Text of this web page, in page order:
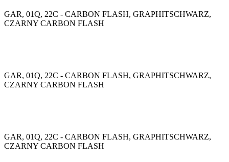
GAR, 01Q, 22C - CARBON FLASH, GRAPHITSCHWARZ,
CZARNY CARBON FLASH
GAR, 01Q, 22C - CARBON FLASH, GRAPHITSCHWARZ,
CZARNY CARBON FLASH
GAR, 01Q, 22C - CARBON FLASH, GRAPHITSCHWARZ,
CZARNY CARBON FLASH